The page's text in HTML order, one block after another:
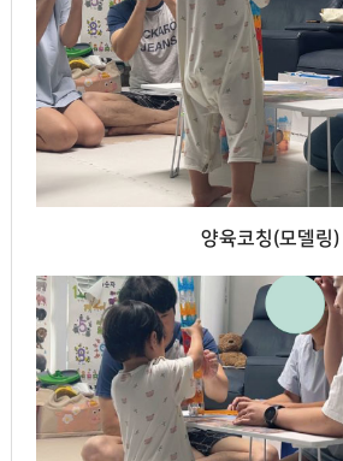
양육코칭(모델링)